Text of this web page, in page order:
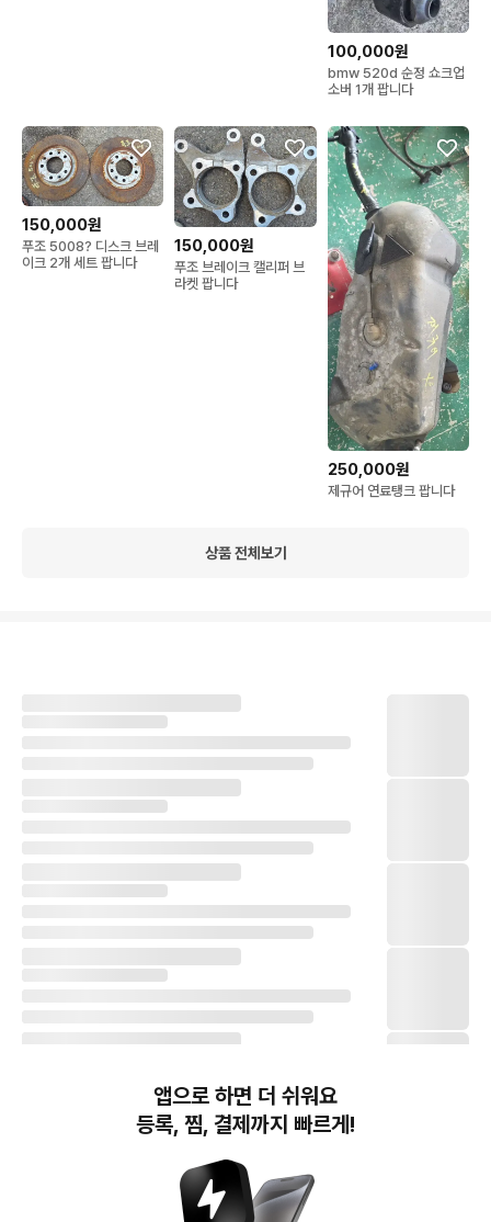
100,000원
bmw 520d 순정 쇼크업
소버 1개 팝니다
150,000원
푸조 5008? 디스크 브레
이크 2개 세트 팝니다
150,000원
푸조 브레이크 캘리퍼 브
라켓 팝니다
250,000원
제규어 연료탱크 팝니다
상품 전체보기
앱으로 하면 더 쉬워요
등록, 찜, 결제까지 빠르게!